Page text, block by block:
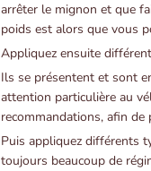
arrêter le mignon et que
poids est alors que vous
Appliquez ensuite
Ils se présentent et sont
attention particulière au
recommandations, afin
Puis appliquez différents
toujours beaucoup de